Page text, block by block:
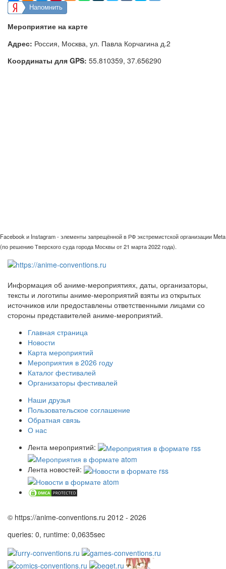
Напомнить
Мероприятие на карте
Адрес: Россия, Москва, ул. Павла Корчагина д.2
Координаты для GPS: 55.810359, 37.656290
Facebook и Instagram - элементы запрещённой в РФ экстремистской организации Meta
(по решению Тверского суда города Москвы от 21 марта 2022 года).
Информация об аниме-мероприятиях, даты, организаторы,
тексты и логотипы аниме-мероприятий взяты из открытых
источников или предоставлены ответственными лицами со
стороны представителей аниме-мероприятий.
Главная страница
Новости
Карта мероприятий
Мероприятия в 2026 году
Каталог фестивалей
Организаторы фестивалей
Наши друзья
Пользовательское соглашение
Обратная связь
О нас
Лента мероприятий:
Лента новостей:
© https://anime-conventions.ru 2012 - 2026
queries: 0, runtime: 0,0635sec